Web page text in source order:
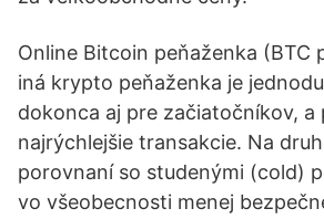
Online Bitcoin peňaženka (BTC
iná krypto peňaženka je
dokonca aj pre začiatočníkov, a
najrýchlejšie transakcie. Na
porovnaní so studenými (cold)
vo všeobecnosti menej